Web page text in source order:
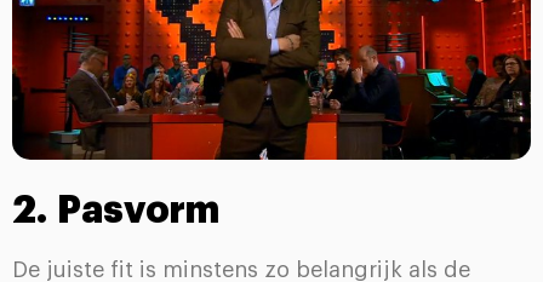
2. Pasvorm
De juiste fit is minstens zo belangrijk als de